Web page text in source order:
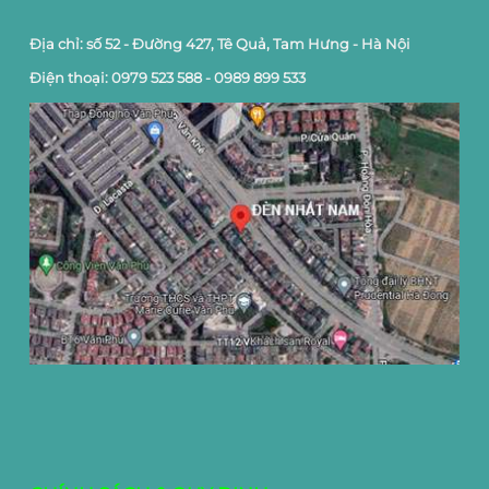
Địa chỉ: số 52 - Đường 427, Tê Quả, Tam Hưng - Hà Nội
Điện thoại: 0979 523 588 - 0989 899 533